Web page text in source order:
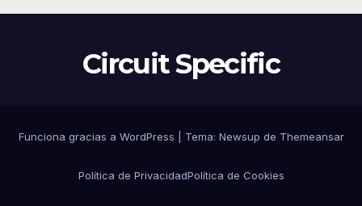
Circuit Specific
Funciona gracias a WordPress Tema: Newsup de Themeansar
Política de PrivacidadPolítica de Cookies